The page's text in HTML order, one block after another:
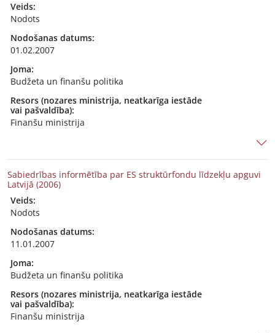
Veids:
Nodots
Nodošanas datums:
01.02.2007
Joma:
Budžeta un finanšu politika
Resors (nozares ministrija, neatkarīga iestāde
vai pašvaldība):
Finanšu ministrija
Sabiedrības informētība par ES struktūrfondu līdzekļu apguvi
Latvijā (2006)
Veids:
Nodots
Nodošanas datums:
11.01.2007
Joma:
Budžeta un finanšu politika
Resors (nozares ministrija, neatkarīga iestāde
vai pašvaldība):
Finanšu ministrija